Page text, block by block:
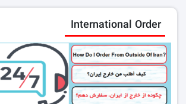
International Order